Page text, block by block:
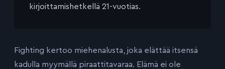
kirjoittamishetkellä 21-vuotias.
Fighting kertoo miehenalusta, joka elättää itsensä
kadulla myymällä piraattitavaraa. Elämä ei ole